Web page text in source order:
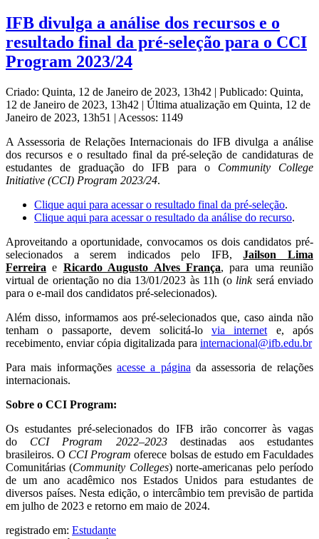
IFB divulga a análise dos recursos e o
resultado final da pré-seleção para o CCI
Program 2023/24
Criado: Quinta, 12 de Janeiro de 2023, 13h42 | Publicado: Quinta,
12 de Janeiro de 2023, 13h42 | Última atualização em Quinta, 12 de
Janeiro de 2023, 13h51 | Acessos: 1149
A Assessoria de Relações Internacionais do IFB divulga a análise
dos recursos e o resultado final da pré-seleção de candidaturas de
estudantes de graduação do IFB para o Community College
Initiative (CCI) Program 2023/24.
Clique aqui para acessar o resultado final da pré-seleção.
Clique aqui para acessar o resultado da análise do recurso.
Aproveitando a oportunidade, convocamos os dois candidatos pré-
selecionados a serem indicados pelo IFB,Jailson Lima
Ferreira e Ricardo Augusto Alves França, para uma reunião
virtual de orientação no dia 13/01/2023 às 11h (o linkserá enviado
para o e-mail dos candidatos pré-selecionados).
Além disso, informamos aos pré-selecionados que, caso ainda não
tenham o passaporte, devem solicitá-lo via internet e, após
recebimento, enviar cópia digitalizada para internacional@ifb.edu.br
Para mais informações acesse a página da assessoria de relações
internacionais.
Sobre o CCI Program:
Os estudantes pré-selecionados do IFB irão concorrer às vagas
do CCI Program 2022–2023destinadas aos estudantes
brasileiros. O CCI Program oferece bolsas de estudo em Faculdades
Comunitárias (Community Colleges) norte-americanas pelo período
de um ano acadêmico nos Estados Unidos para estudantes de
diversos países. Nesta edição, o intercâmbio tem previsão de partida
em julho de 2023 e retorno em maio de 2024.
registrado em: Estudante